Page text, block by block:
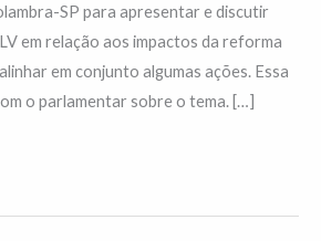
SP para apresentar e discutir
em relação aos impactos da reforma
em conjunto algumas ações. Essa
o parlamentar sobre o tema. […]